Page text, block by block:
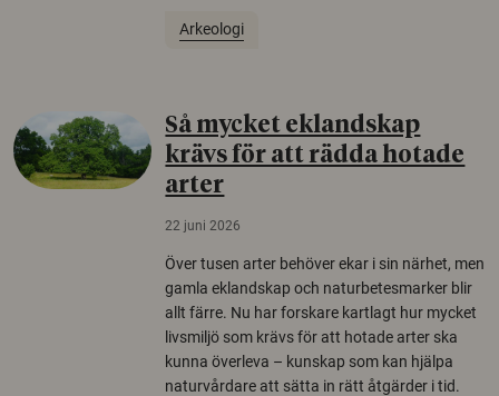
Arkeologi
Så mycket eklandskap
krävs för att rädda hotade
arter
22 juni 2026
Över tusen arter behöver ekar i sin närhet, men
gamla eklandskap och naturbetesmarker blir
allt färre. Nu har forskare kartlagt hur mycket
livsmiljö som krävs för att hotade arter ska
kunna överleva – kunskap som kan hjälpa
naturvårdare att sätta in rätt åtgärder i tid.